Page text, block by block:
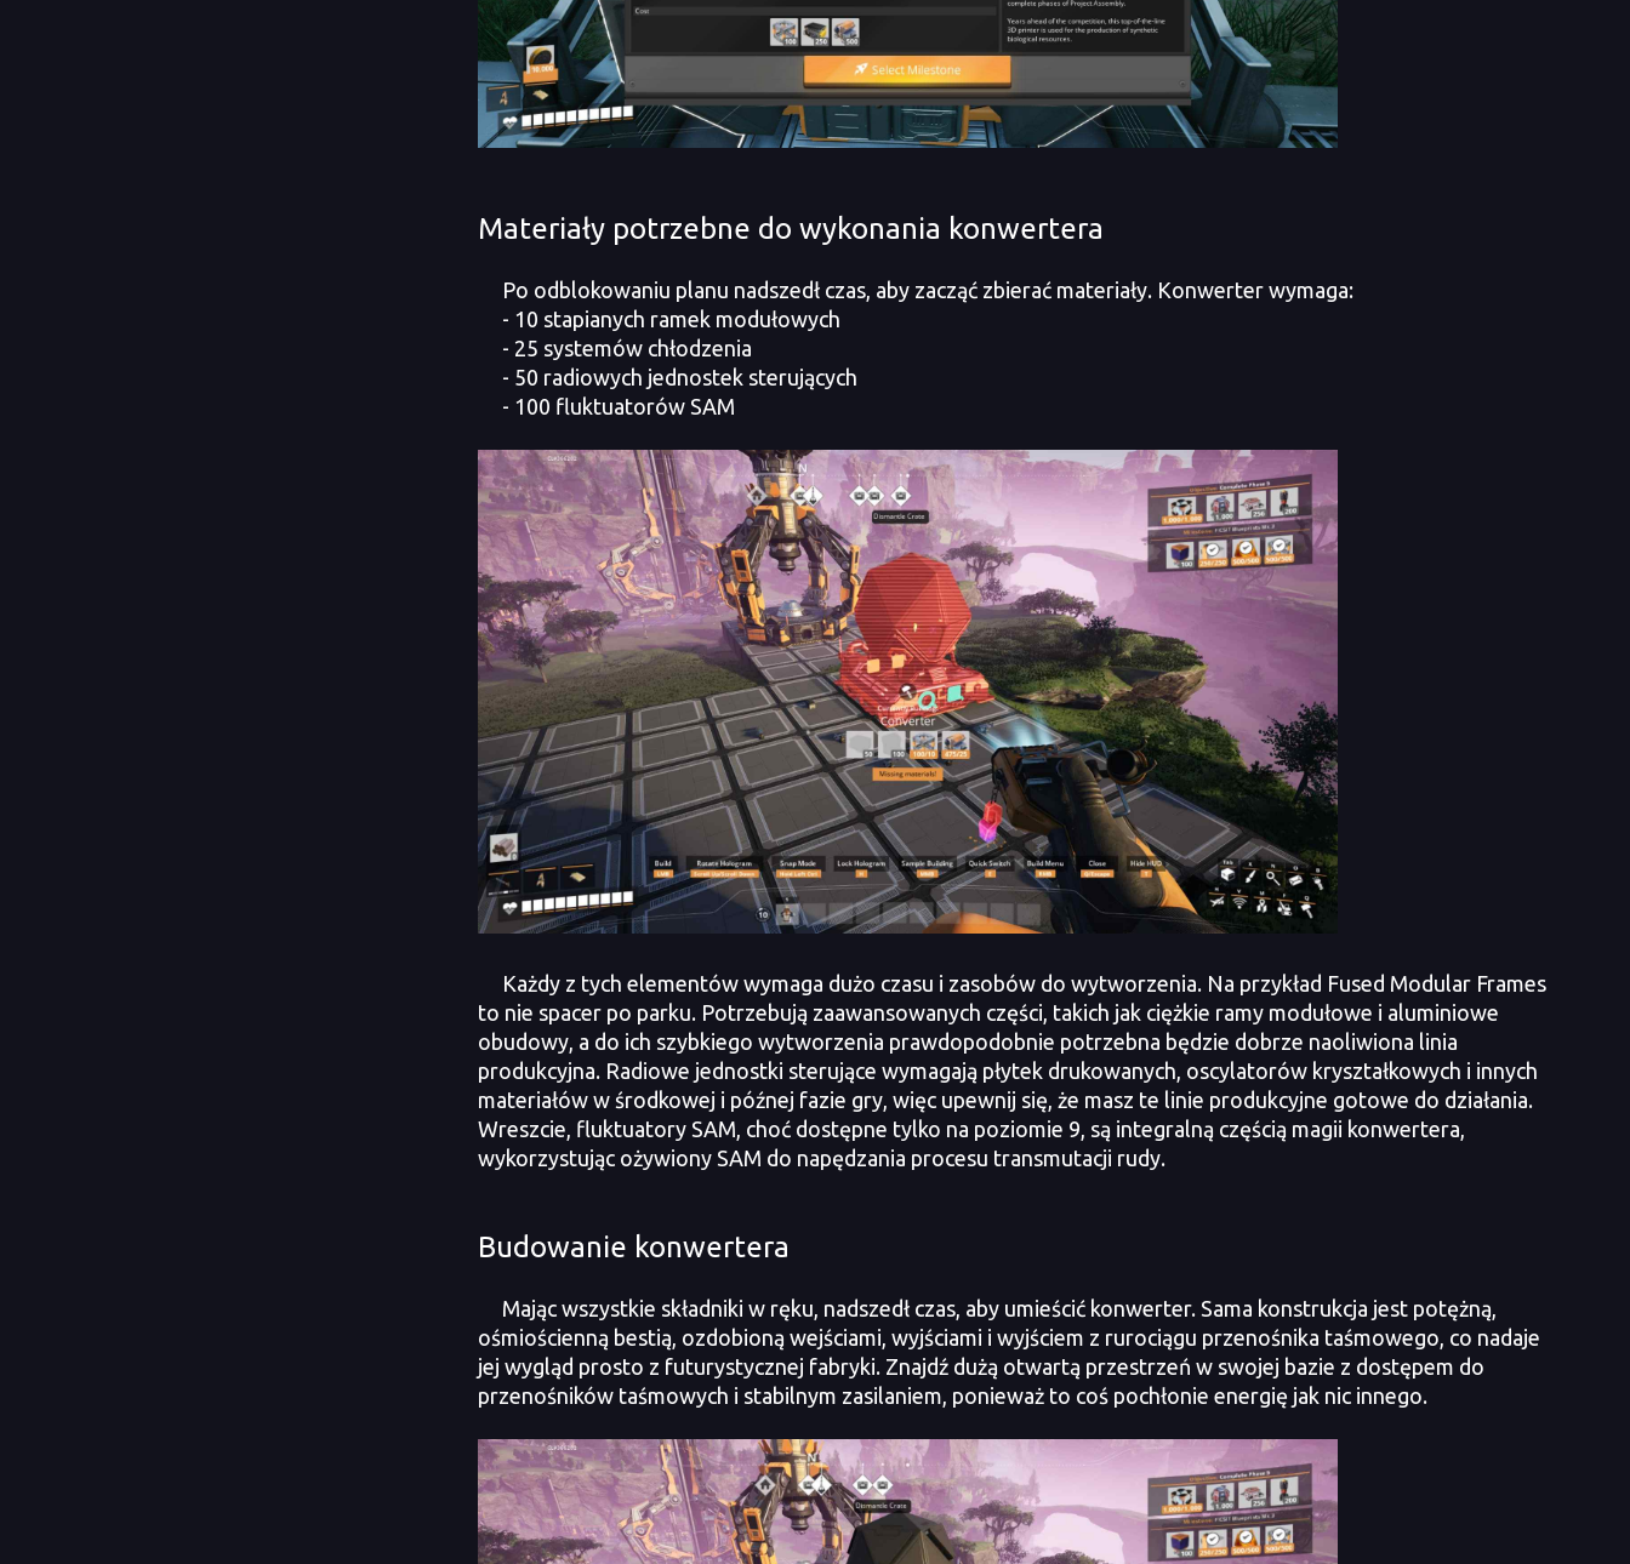
Materiały potrzebne do wykonania konwertera
Po odblokowaniu planu nadszedł czas, aby zacząć zbierać materiały. Konwerter wymaga:
- 10 stapianych ramek modułowych
- 25 systemów chłodzenia
- 50 radiowych jednostek sterujących
- 100 fluktuatorów SAM
Każdy z tych elementów wymaga dużo czasu i zasobów do wytworzenia. Na przykład Fused Modular Frames
to nie spacer po parku. Potrzebują zaawansowanych części, takich jak ciężkie ramy modułowe i aluminiowe
obudowy, a do ich szybkiego wytworzenia prawdopodobnie potrzebna będzie dobrze naoliwiona linia
produkcyjna. Radiowe jednostki sterujące wymagają płytek drukowanych, oscylatorów kryształkowych i innych
materiałów w środkowej i późnej fazie gry, więc upewnij się, że masz te linie produkcyjne gotowe do działania.
Wreszcie, fluktuatory SAM, choć dostępne tylko na poziomie 9, są integralną częścią magii konwertera,
wykorzystując ożywiony SAM do napędzania procesu transmutacji rudy.
Budowanie konwertera
Mając wszystkie składniki w ręku, nadszedł czas, aby umieścić konwerter. Sama konstrukcja jest potężną,
ośmiościenną bestią, ozdobioną wejściami, wyjściami i wyjściem z rurociągu przenośnika taśmowego, co nadaje
jej wygląd prosto z futurystycznej fabryki. Znajdź dużą otwartą przestrzeń w swojej bazie z dostępem do
przenośników taśmowych i stabilnym zasilaniem, ponieważ to coś pochłonie energię jak nic innego.